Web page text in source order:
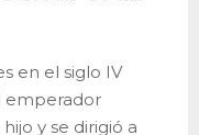
en el siglo IV
emperador
y se dirigió a